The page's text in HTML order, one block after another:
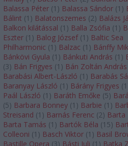
Balassa Péter (1 ) Balassa Sándor (1 )
Bálint (1 ) Balatonszemes (2) Balázs
Balkon kilátással (1 ) Balla Zsófia (1 )
Eszter (1 ) Balog József (1 ) Baltic Sea
Philharmonic (1 ) Balzac (1 ) Bánffy
Bánkövi Gyula (1 ) Bánkuti András (1 )
(3) Bán Frigyes (1 ) Bán Zoltán András
Barabási Albert-László (1 ) Barabás
Baranyay László (1 ) Bárány Frigyes (1
Paál László (1 ) Baráth Emőke (5)
(5) Barbara Bonney (1 ) Barbie (1 )
Streisand (1 ) Barnás Ferenc (2) Barta
Barta Tamás (1 ) Bartók Béla (15)
Colleoni (1 ) Basch Viktor (1 ) Basil
Bastille Opera (3) Básti Juli (1 ) Batka